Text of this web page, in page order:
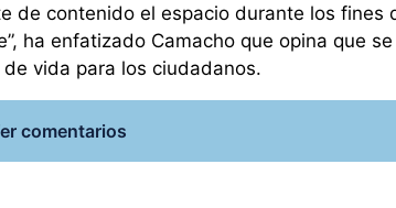
de contenido el espacio durante los fines
ha enfatizado Camacho que opina que
vida para los ciudadanos.
comentarios